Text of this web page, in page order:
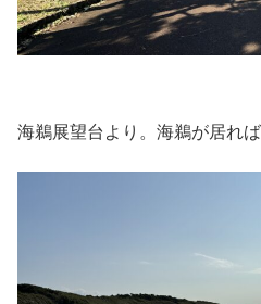
海鵜展望台より。海鵜が居れ